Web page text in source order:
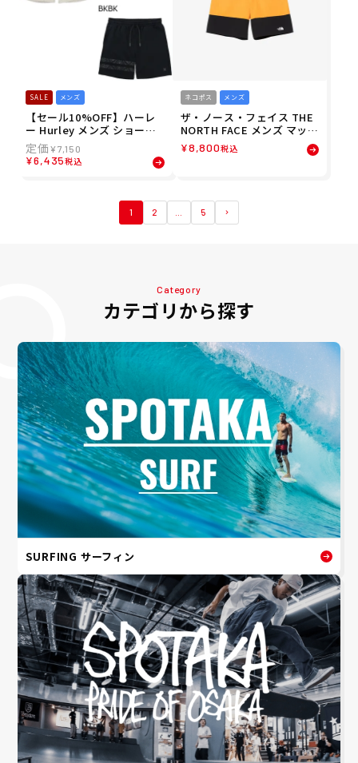
SALE メンズ
【セール10%OFF】ハーレ
ー Hurley メンズ ショート
パンツ ハーフパンツ テリー
トライバル ブロックパーテ
ィ ショーツ MCWS251067 2
¥7,150
¥6,435税込
ネコポス メンズ
ザ・ノース・フェイス THE
NORTH FACE メンズ マッド
ボードショーツ ショートパ
ンツ ハーフパンツ NB42632
¥8,800税込
1 2 5
Category
カテゴリから探す
SURFING サーフィン